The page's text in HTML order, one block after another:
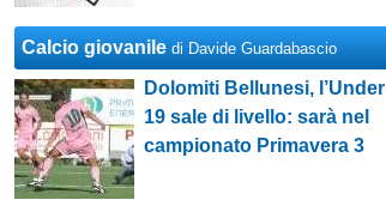
Calcio giovanile di Davide Guardabascio
Dolomiti Bellunesi, l’Under
19 sale di livello: sarà nel
campionato Primavera 3